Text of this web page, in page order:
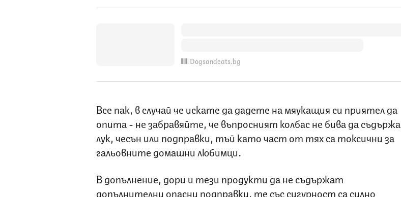
Dogsandcats.bg
Все пак, в случай че искате да дадете на мяукащия си приятел да
опита - не забравяйте, че въпросният колбас не бива да съдържа
лук, чесън или подправки, тъй като част от тях са токсични за
гальовните домашни любимци.
В допълнение, дори и тези продукти да не съдържат
допълнителни опасни подправки, те със сигурност сасилно